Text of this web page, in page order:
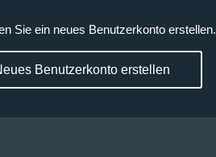
Sie ein neues Benutzerkonto erstellen.
Benutzerkonto erstellen